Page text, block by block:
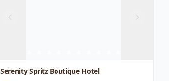
Serenity Spritz Boutique Hotel